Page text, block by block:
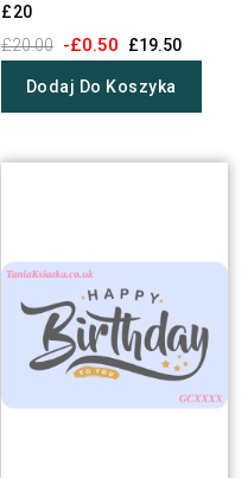
£20
£20.00 -£0.50 £19.50
Dodaj Do Koszyka